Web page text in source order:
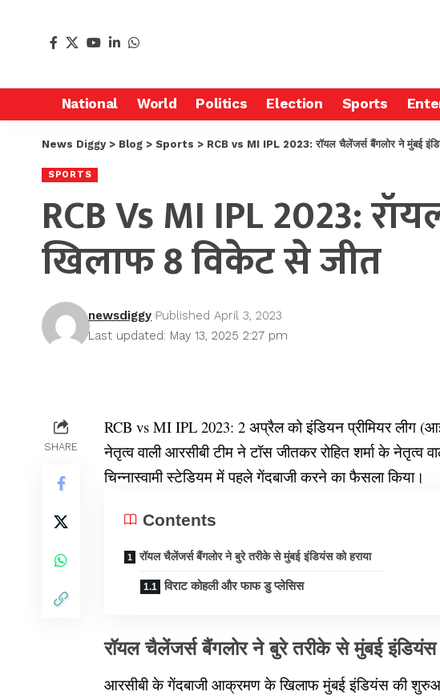
National World Politics Election Sports
News Diggy> Blog > Sports > RCB vs MI IPL 2023: रॉयल चैलेंजर्स बैंगलोर ने मुंबई
SPORTS
RCB Vs MI IPL 2023:
खिलाफ 8 विकेट से जीत
Last updated: May 13, 2025 2:27 pm
newsdiggy Published April 3, 2023
SHARE
RCB vs MI IPL 2023: 2 अप्रैल को इंडियन प्रीमियर लीग
नेतृत्व वाली आरसीबी टीम ने टॉस जीतकर रोहित शर्मा के
चिन्नास्वामी स्टेडियम में पहले गेंदबाजी करने का फैसला किया।
Contents
रॉयल चैलेंजर्स बैंगलोर ने बुरे तरीके से मुंबई इंडियंस को हराया
विराट कोहली और फाफ डु प्लेसिस
रॉयल चैलेंजर्स बैंगलोर ने बुरे तरीके से मुंबई इंडियंस
आरसीबी के गेंदबाजी आक्रमण के खिलाफ मुंबई इंडियंस की